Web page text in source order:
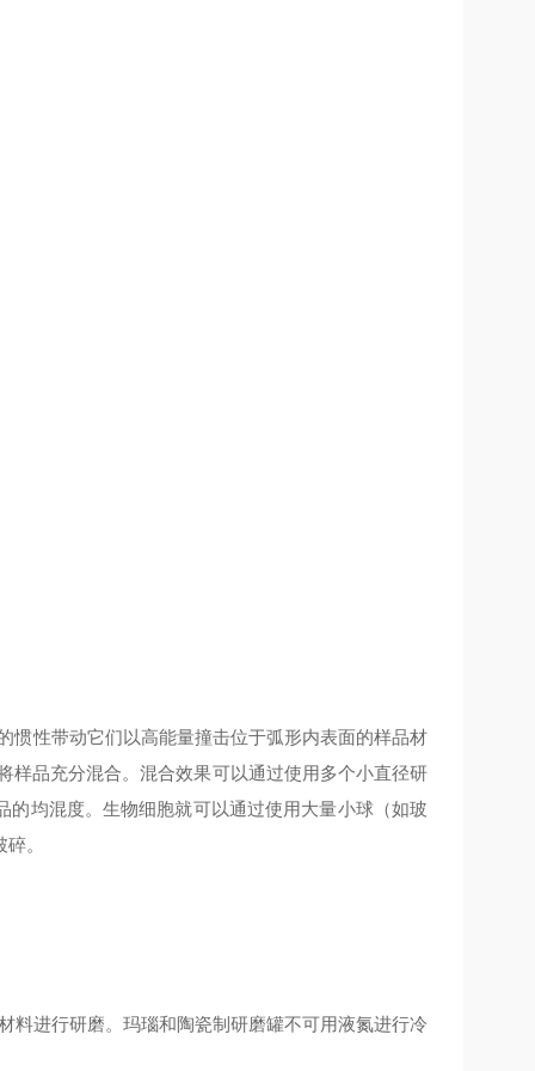
性带动它们以高能量撞击位于弧形内表面的样品材
样品充分混合。混合效果可以通过使用多个小直径研
均混度。生物细胞就可以通过使用大量小球（如玻
。
料进行研磨。玛瑙和陶瓷制研磨罐不可用液氮进行冷